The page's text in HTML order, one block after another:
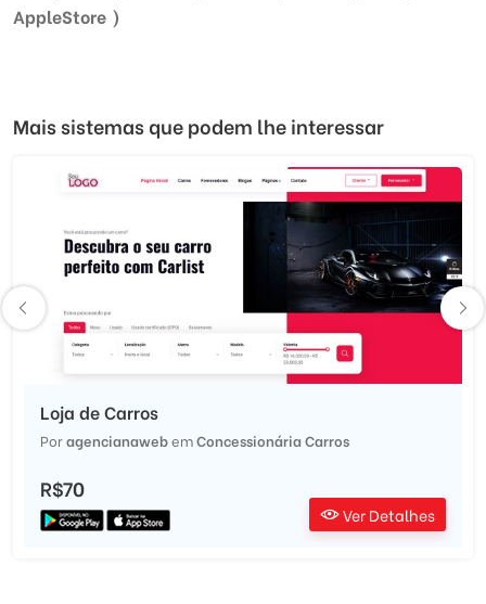
AppleStore )
Mais sistemas que podem lhe interessar
Loja de Carros
PoragencianawebemConcessionária Carros
R$70
Ver Detalhes